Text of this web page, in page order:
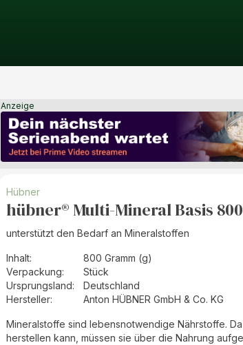
Anzeige
Hübner
hübner® Multi-Mineral Basis
unterstützt den Bedarf an Mineralstoffen
Inhalt:
800 Gramm (g)
Verpackung:
Stück
Ursprungsland:
Deutschland
Hersteller: Anton HÜBNER GmbH & Co. KG
Mineralstoffe sind lebensnotwendige Nährstoffe.
herstellen kann, müssen sie über die Nahrung